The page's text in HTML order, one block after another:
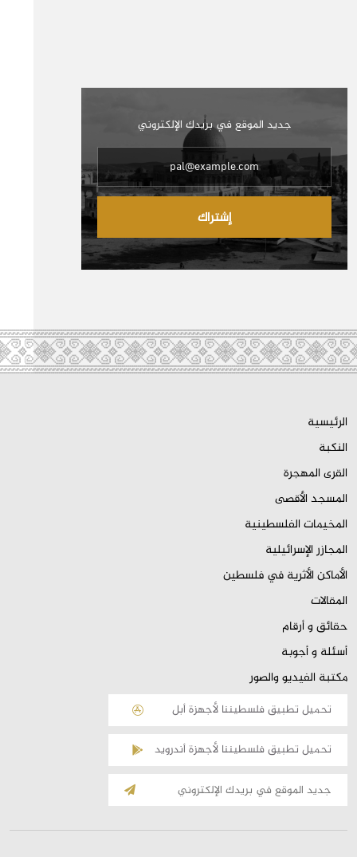
جديد الموقع في بريدك الإلكتروني
إشتراك
الرئيسية
النكبة
القرى المهجرة
المسجد الأقصى
المخيمات الفلسطينية
المجازر الإسرائيلية
الأماكن الأثرية في فلسطين
المقالات
حقائق و أرقام
أسئلة و أجوبة
مكتبة الفيديو والصور
تحميل تطبيق فلسطيننا لأجهزة أبل
تحميل تطبيق فلسطيننا لأجهزة أندرويد